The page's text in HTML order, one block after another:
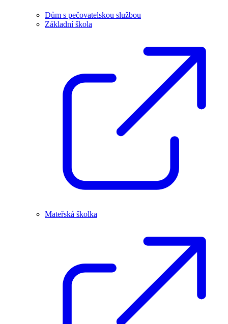
Dům s pečovatelskou službou
Základní škola
Mateřská školka